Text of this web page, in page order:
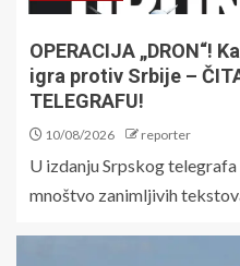
OPERACIJA „DRON“!
igra protiv Srbije –
TELEGRAFU!
10/08/2026 reporter
U izdanju Srpskog
mnoštvo zanimljivih